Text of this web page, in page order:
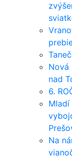
Nová
nad
6.
Mladí
Na